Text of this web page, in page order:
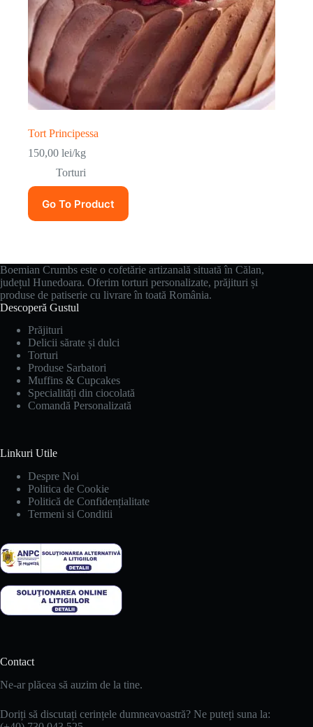
Tort Principessa
150,00 lei/kg
Torturi
Go To Product
Boemian Crumbs este o cofetărie artizanală situată în Călan,
județul Hunedoara. Oferim torturi personalizate, prăjituri și
produse de patiserie cu livrare în toată România.
Descoperă Gustul
Prăjituri
Delicii sărate și dulci
Torturi
Produse Sarbatori
Muffins & Cupcakes
Specialități din ciocolată
Comandă Personalizată
Linkuri Utile
Despre Noi
Politica de Cookie
Politică de Confidențialitate
Termeni si Conditii
Contact
Ne-ar plăcea să auzim de la tine.
Doriți să discutați cerințele dumneavoastră? Ne puteți suna la: